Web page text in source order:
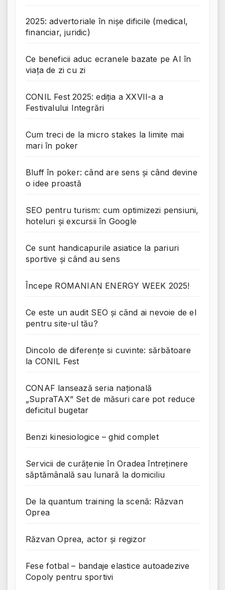
2025: advertoriale în nișe dificile (medical,
financiar, juridic)
Ce beneficii aduc ecranele bazate pe AI în
viața de zi cu zi
CONIL Fest 2025: ediția a XXVII-a a
Festivalului Integrări
Cum treci de la micro stakes la limite mai
mari în poker
Bluff în poker: când are sens și când devine
o idee proastă
SEO pentru turism: cum optimizezi pensiuni,
hoteluri și excursii în Google
Ce sunt handicapurile asiatice la pariuri
sportive și când au sens
Începe ROMANIAN ENERGY WEEK 2025!
Ce este un audit SEO și când ai nevoie de el
pentru site-ul tău?
Dincolo de diferențe si cuvinte: sărbătoare
la CONIL Fest
CONAF lansează seria națională
„SupraTAX” Set de măsuri care pot reduce
deficitul bugetar
Benzi kinesiologice – ghid complet
Servicii de curățenie în Oradea întreținere
săptămânală sau lunară la domiciliu
De la quantum training la scenă: Răzvan
Oprea
Răzvan Oprea, actor și regizor
Fese fotbal – bandaje elastice autoadezive
Copoly pentru sportivi